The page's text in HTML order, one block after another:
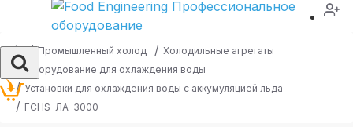
Промышленный холод
Холодильные агрегаты
Оборудование для охлаждения воды
Установки для охлаждения воды с аккумуляцией льда
FCHS-ЛА-3000